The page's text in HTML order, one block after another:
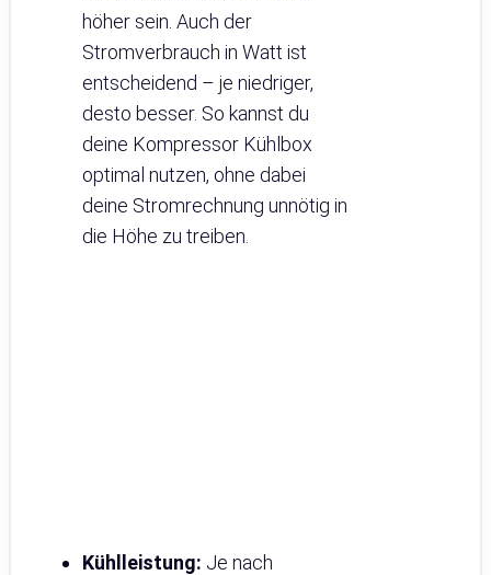
höher sein. Auch der
Stromverbrauch in Watt ist
entscheidend – je niedriger,
desto besser. So kannst du
deine Kompressor Kühlbox
optimal nutzen, ohne dabei
deine Stromrechnung unnötig in
die Höhe zu treiben.
Kühlleistung: Je nach